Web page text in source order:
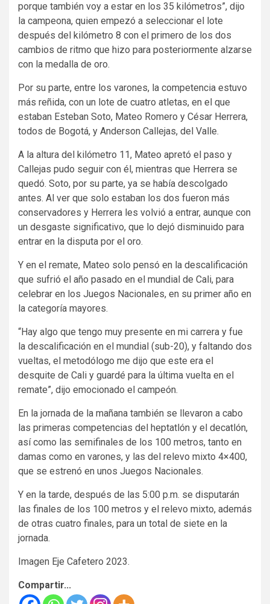
porque también voy a estar en los 35 kilómetros”, dijo
la campeona, quien empezó a seleccionar el lote
después del kilómetro 8 con el primero de los dos
cambios de ritmo que hizo para posteriormente alzarse
con la medalla de oro.
Por su parte, entre los varones, la competencia estuvo
más reñida, con un lote de cuatro atletas, en el que
estaban Esteban Soto, Mateo Romero y César Herrera,
todos de Bogotá, y Anderson Callejas, del Valle.
A la altura del kilómetro 11, Mateo apretó el paso y
Callejas pudo seguir con él, mientras que Herrera se
quedó. Soto, por su parte, ya se había descolgado
antes. Al ver que solo estaban los dos fueron más
conservadores y Herrera les volvió a entrar, aunque con
un desgaste significativo, que lo dejó disminuido para
entrar en la disputa por el oro.
Y en el remate, Mateo solo pensó en la descalificación
que sufrió el año pasado en el mundial de Cali, para
celebrar en los Juegos Nacionales, en su primer año en
la categoría mayores.
“Hay algo que tengo muy presente en mi carrera y fue
la descalificación en el mundial (sub-20), y faltando dos
vueltas, el metodólogo me dijo que este era el
desquite de Cali y guardé para la última vuelta en el
remate”, dijo emocionado el campeón.
En la jornada de la mañana también se llevaron a cabo
las primeras competencias del heptatlón y el decatlón,
así como las semifinales de los 100 metros, tanto en
damas como en varones, y las del relevo mixto 4×400,
que se estrenó en unos Juegos Nacionales.
Y en la tarde, después de las 5:00 p.m. se disputarán
las finales de los 100 metros y el relevo mixto, además
de otras cuatro finales, para un total de siete en la
jornada.
Imagen Eje Cafetero 2023.
Compartir...